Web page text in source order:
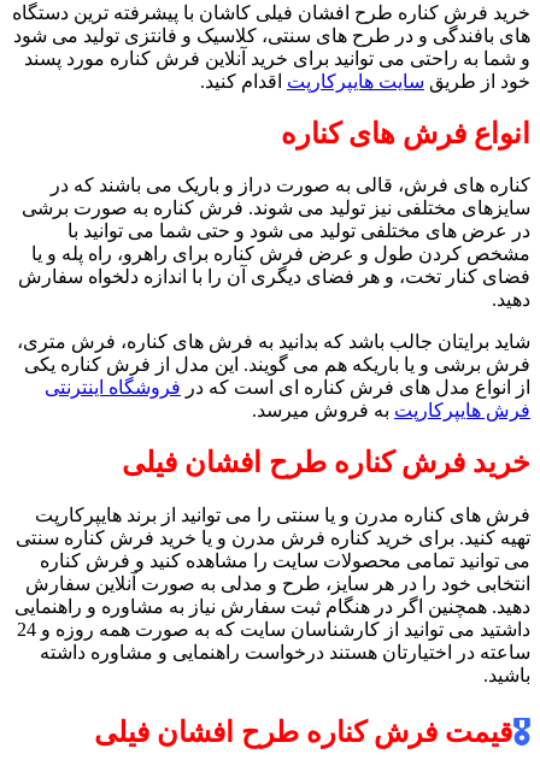
خرید فرش کناره طرح افشان فیلی کاشان با پیشرفته ترین دستگاه
های بافندگی و در طرح های سنتی، کلاسیک و فانتزی تولید می شود
و شما به راحتی می توانید برای خرید آنلاین فرش کناره مورد پسند
خود از طریق سایت هایپرکارپت اقدام کنید.
انواع فرش های کناره
کناره های فرش، قالی به صورت دراز و باریک می باشند که در
سایزهای مختلفی نیز تولید می شوند. فرش کناره به صورت برشی
در عرض های مختلفی تولید می شود و حتی شما می توانید با
مشخص کردن طول و عرض فرش کناره برای راهرو، راه پله و یا
فضای کنار تخت، و هر فضای دیگری آن را با اندازه دلخواه سفارش
دهید.
شاید برایتان جالب باشد که بدانید به فرش های کناره، فرش متری،
فرش برشی و یا باریکه هم می گویند. این مدل از فرش کناره یکی
از انواع مدل های فرش کناره ای است که در فروشگاه اینترنتی
فرش هایپرکارپت به فروش میرسد.
خرید فرش کناره طرح افشان فیلی
فرش های کناره مدرن و یا سنتی را می توانید از برند هایپرکارپت
تهیه کنید. برای خرید کناره فرش مدرن و یا خرید فرش کناره سنتی
می توانید تمامی محصولات سایت را مشاهده کنید و فرش کناره
انتخابی خود را در هر سایز، طرح و مدلی به صورت آنلاین سفارش
دهید. همچنین اگر در هنگام ثبت سفارش نیاز به مشاوره و راهنمایی
داشتید می توانید از کارشناسان سایت که به صورت همه روزه و 24
ساعته در اختیارتان هستند درخواست راهنمایی و مشاوره داشته
باشید.
🎖️قیمت فرش کناره طرح افشان فیلی